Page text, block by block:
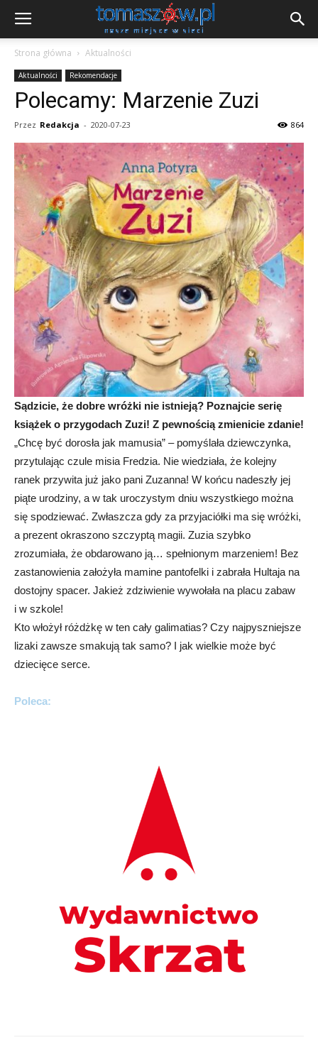
Strona główna Aktualności
Aktualności Rekomendacje
Polecamy: Marzenie Zuzi
Przez Redakcja - 2020-07-23 864
Sądzicie, że dobre wróżki nie istnieją? Poznajcie serię
książek o przygodach Zuzi! Z pewnością zmienicie zdanie!
„Chcę być dorosła jak mamusia” – pomyślała dziewczynka,
przytulając czule misia Fredzia. Nie wiedziała, że kolejny
ranek przywita już jako pani Zuzanna! W końcu nadeszły jej
piąte urodziny, a w tak uroczystym dniu wszystkiego można
się spodziewać. Zwłaszcza gdy za przyjaciółki ma się wróżki,
a prezent okraszono szczyptą magii. Zuzia szybko
zrozumiała, że obdarowano ją… spełnionym marzeniem! Bez
zastanowienia założyła mamine pantofelki i zabrała Hultaja na
dostojny spacer. Jakież zdziwienie wywołała na placu zabaw
i w szkole!
Kto włożył różdżkę w ten cały galimatias? Czy najpyszniejsze
lizaki zawsze smakują tak samo? I jak wielkie może być
dziecięce serce.
Poleca: